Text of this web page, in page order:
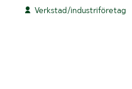
Verkstad/industriföretag